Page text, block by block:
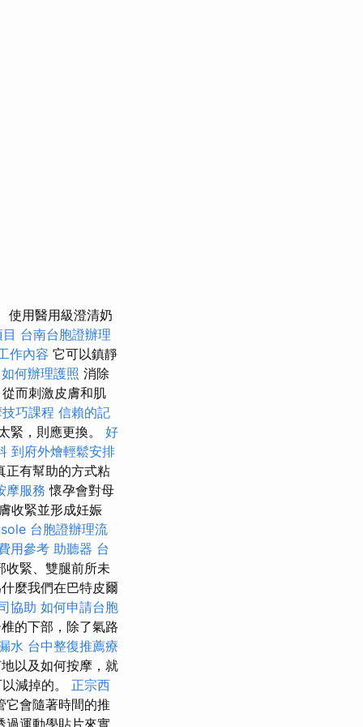
使用醫用級澄清奶
台南台胞證辦理
作內容 它可以鎮靜
如何辦理護照 消除
而刺激皮膚和肌
巧課程 信賴的記
緊，則應更換。 好
到府外燴輕鬆安排
正有幫助的方式粘
摩服務懷孕會對母
收緊並形成妊娠
台胞證辦理流
用參考 助聽器 台
收緊、雙腿前所未
麼我們在巴特皮爾
協助 如何申請台胞
的下部，除了氣路
水 台中整復推薦療
以及如何按摩，就
減掉的。 正宗西
會隨著時間的推
過運動學貼片來實